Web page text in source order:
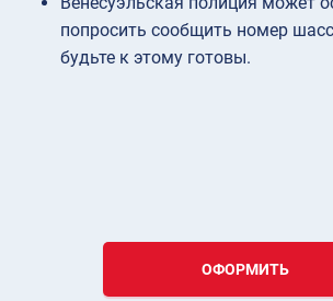
попросить сообщить номер
будьте к этому готовы.
ОФОРМИТЬ